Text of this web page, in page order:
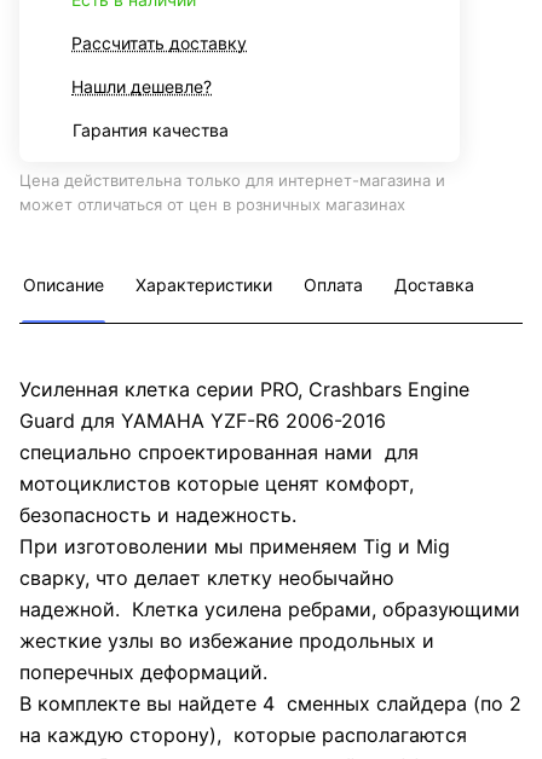
Рассчитать доставку
Нашли дешевле?
Гарантия качества
Цена действительна только для интернет-магазина и
может отличаться от цен в розничных магазинах
Описание Характеристики Оплата Доставка
Усиленная клетка серии PRO, Crashbars Engine
Guard для YAMAHA YZF-R6 2006-2016
специально спроектированная нами для
мотоциклистов которые ценят комфорт,
безопасность и надежность.
При изготоволении мы применяем Tig и Mig
сварку, что делает клетку необычайно
надежной. Клетка усилена ребрами, образующими
жесткие узлы во избежание продольных и
поперечных деформаций.
В комплекте вы найдете 4 сменных слайдера (по 2
на каждую сторону), которые располагаются